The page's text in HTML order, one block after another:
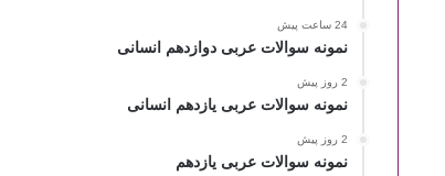
24 ساعت پیش
نمونه سوالات عربی دوازدهم انسانی
2 روز پیش
نمونه سوالات عربی یازدهم انسانی
2 روز پیش
نمونه سوالات عربی یازدهم